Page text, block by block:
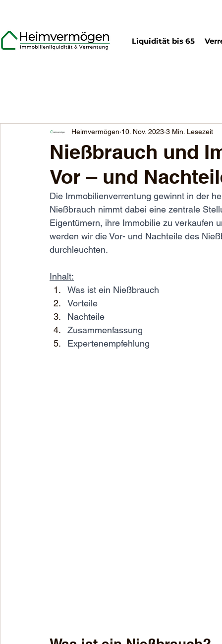
Liquidität bis 65
Nießbrauch und
Vor – und
Heimvermögen 10. Nov. 2023 3 Min. Lesezeit
Die Immobilienverrentung gewinnt in der
Nießbrauch nimmt dabei eine zentrale
Eigentümern, ihre Immobilie zu verkaufen
werden wir die Vor- und Nachteile des
durchleuchten.
Inhalt:
Was ist ein Nießbrauch
Vorteile
Nachteile
Zusammenfassung
Expertenempfehlung